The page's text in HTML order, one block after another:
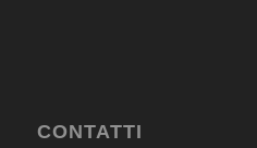
CONTATTI